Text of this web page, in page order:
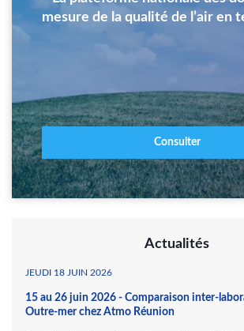
mesure de la qualité de l’air en
Consulter
Actualités
JEUDI 18 JUIN 2026
15 au 26 juin 2026 - Comparaison inter-
Outre-mer chez Atmo Réunion